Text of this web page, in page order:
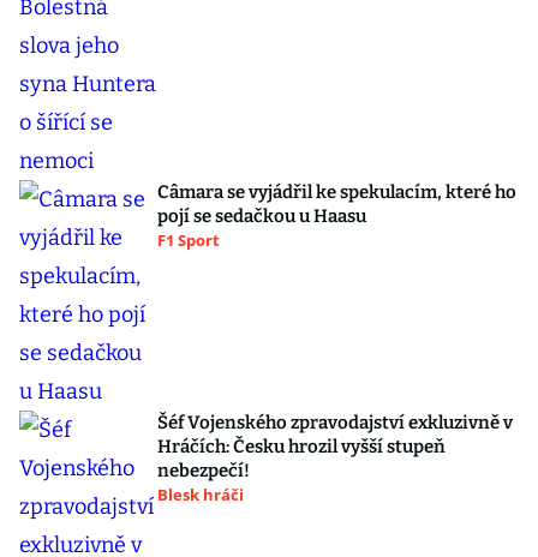
Câmara se vyjádřil ke spekulacím, které ho
pojí se sedačkou u Haasu
F1 Sport
Šéf Vojenského zpravodajství exkluzivně v
Hráčích: Česku hrozil vyšší stupeň
nebezpečí!
Blesk hráči